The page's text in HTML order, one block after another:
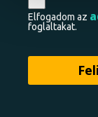
Elfogadom az
foglaltakat.